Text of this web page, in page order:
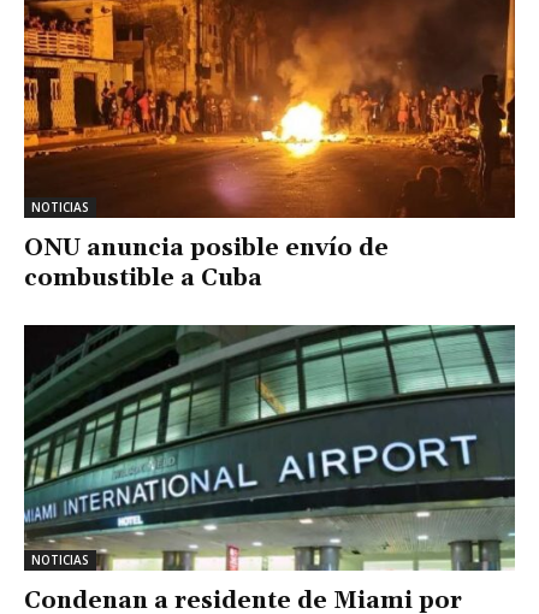
NOTICIAS
ONU anuncia posible envío de
combustible a Cuba
NOTICIAS
Condenan a residente de Miami por